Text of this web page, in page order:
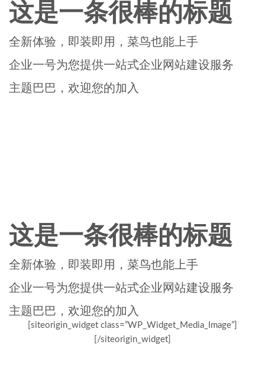
这是一条很棒的标题
全新体验，即装即用，菜鸟也能上手
企业一号为您提供一站式企业网站建设服务
主题巴巴，欢迎您的加入
这是一条很棒的标题
全新体验，即装即用，菜鸟也能上手
企业一号为您提供一站式企业网站建设服务
主题巴巴，欢迎您的加入
[siteorigin_widget class=”WP_Widget_Media_Image”]
[/siteorigin_widget]